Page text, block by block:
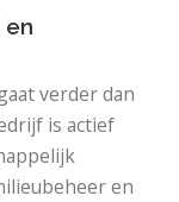
en
verder dan
is actief
en